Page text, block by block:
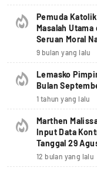
Pemuda
Masalah
Seruan Moral
9 bulan yang lalu
Lemasko
Bulan
1 tahun yang lalu
Marthen
Input Data
Tanggal 29
12 bulan yang lalu